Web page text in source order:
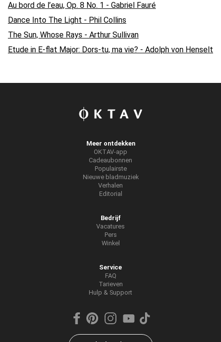
Au bord de l’eau, Op. 8 No. 1 - Gabriel Fauré
Dance Into The Light - Phil Collins
The Sun, Whose Rays - Arthur Sullivan
Etude in E-flat Major: Dors-tu, ma vie? - Adolph von Henselt
Meer ontdekken
OKTAV-app
Cadeaubonnen
Populairste
Nieuwe bladmuziek
Verhalen
Editorial
Bedrijf
Vacatures
Pers
Winkel
Service
FAQ
Tarieven
Hulp & Support